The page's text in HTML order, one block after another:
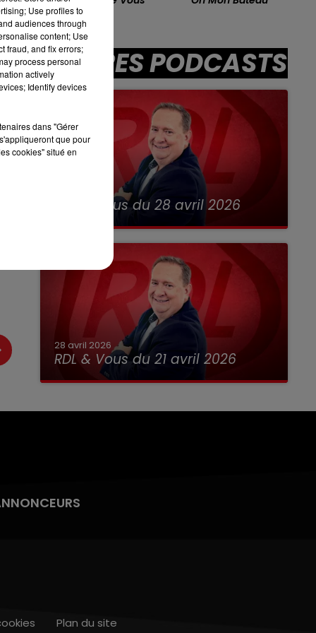
LES APRÈS-MIDI QUI CHANTENT
AUTRES PODCASTS
RDL & Vous du 28 avril 2026
28 avril 2026
RDL & Vous du 21 avril 2026
Plan du site
Use profiles to
audiences through
content; Use
fraud, and fix errors;
process personal
actively
Identify devices
dans "Gérer
que pour
cookies" situé en